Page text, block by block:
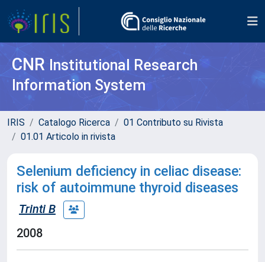
CNR Institutional Research
Information System
IRIS Catalogo Ricerca
01 Contributo su Rivista
01.01 Articolo in rivista
Selenium deficiency in celiac disease:
risk of autoimmune thyroid diseases
Trinti B
2008